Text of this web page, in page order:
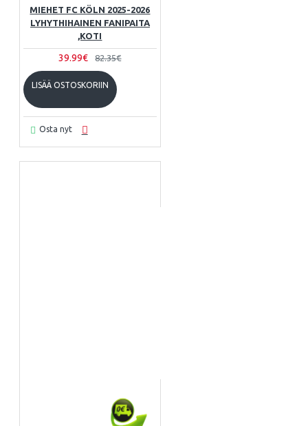
MIEHET FC KÖLN 2025-2026
LYHYTHIHAINEN FANIPAITA
,KOTI
39.99€ 82.35€
LISÄÄ OSTOSKORIIN
Osta nyt